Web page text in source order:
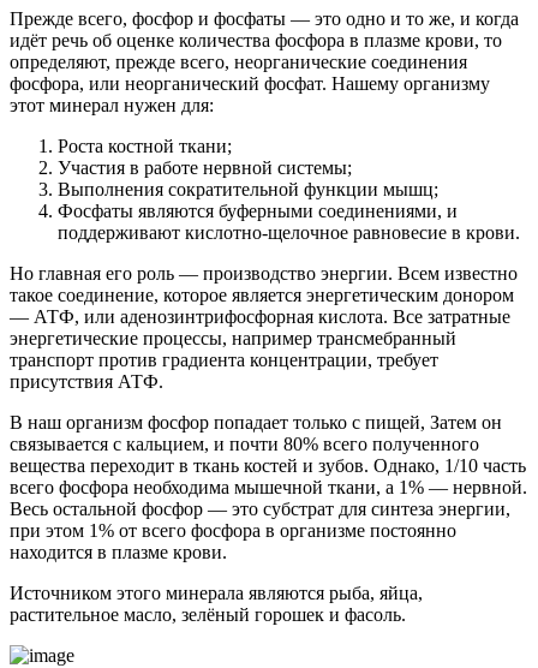
Прежде всего, фосфор и фосфаты — это одно и то же, и когда
идёт речь об оценке количества фосфора в плазме крови, то
определяют, прежде всего, неорганические соединения
фосфора, или неорганический фосфат. Нашему организму
этот минерал нужен для:
Роста костной ткани;
Участия в работе нервной системы;
Выполнения сократительной функции мышц;
Фосфаты являются буферными соединениями, и
поддерживают кислотно-щелочное равновесие в крови.
Но главная его роль — производство энергии. Всем известно
такое соединение, которое является энергетическим донором
— АТФ, или аденозинтрифосфорная кислота. Все затратные
энергетические процессы, например трансмебранный
транспорт против градиента концентрации, требует
присутствия АТФ.
В наш организм фосфор попадает только с пищей, Затем он
связывается с кальцием, и почти 80% всего полученного
вещества переходит в ткань костей и зубов. Однако, 1/10 часть
всего фосфора необходима мышечной ткани, а 1% — нервной.
Весь остальной фосфор — это субстрат для синтеза энергии,
при этом 1% от всего фосфора в организме постоянно
находится в плазме крови.
Источником этого минерала являются рыба, яйца,
растительное масло, зелёный горошек и фасоль.